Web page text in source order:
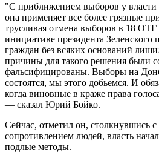
"С приближением выборов у власти
она применяет все более грязные
трусливая отмена выборов в 18
инициативе президента
граждан без всяких оснований
причины для такого решения были
фальсифицированы. Выборы на
состоятся, мы этого добьемся. И
когда виновные в краже права
— сказал Юрий Бойко.
Сейчас, отметил он, столкнувшись
сопротивлением людей, власть
подлые методы.